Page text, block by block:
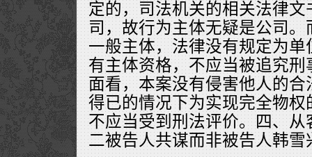
定的，司法机关的相关法律
司，故行为主体无疑是公司
一般主体，法律没有规定为
有主体资格，不应当被追究
面看，本案没有侵害他人的
得已的情况下为实现完全物
不应当受到刑法评价。四、
二被告人共谋而非被告人韩雪